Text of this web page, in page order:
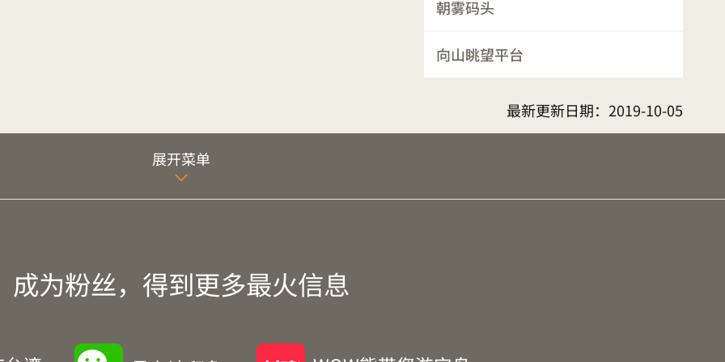
朝雾码头
向山眺望平台
最新更新日期： 2019-10-05
展开菜单
成为粉丝，得到更多最火信息